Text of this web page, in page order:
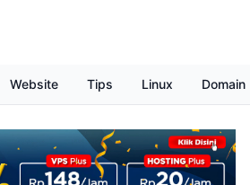
Website Tips Linux Domain